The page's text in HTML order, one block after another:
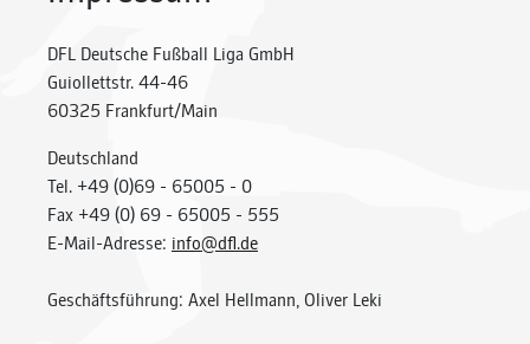
DFL Deutsche Fußball Liga GmbH
Guiollettstr. 44-46
60325 Frankfurt/Main
Deutschland
Tel. +49 (0)69 - 65005 - 0
Fax +49 (0) 69 - 65005 - 555
E-Mail-Adresse: info@dfl.de
Geschäftsführung: Axel Hellmann, Oliver Leki